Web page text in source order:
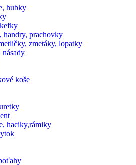
hubky
handry, prachovky
zmetáky, lopatky
násady
koše
haciky,rámiky